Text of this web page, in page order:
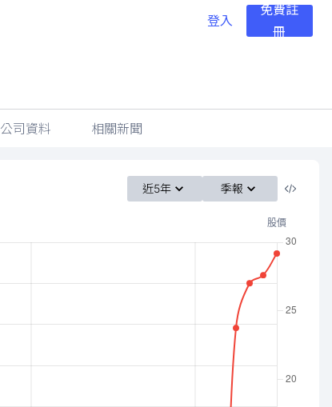
登入
免費註
冊
公司資料 相關新聞
近5年 季報